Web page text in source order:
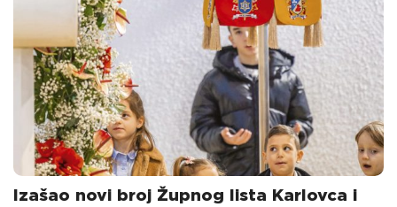
Izašao novi broj Župnog lista Karlovca i